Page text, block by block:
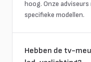
hoog. Onze
specifieke modellen.
Hebben de tv-